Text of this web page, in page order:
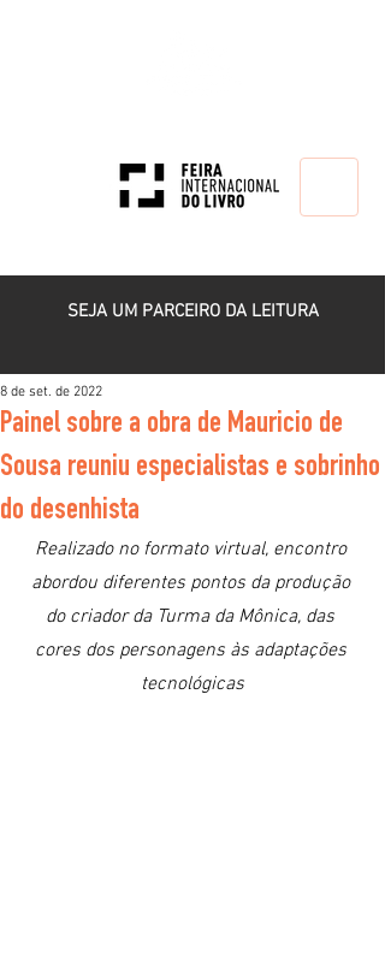
SEJA UM PARCEIRO DA LEITURA
Painel sobre a obra de Mauricio de
Sousa reuniu especialistas e sobrinho
do desenhista
8 de set. de 2022
Realizado no formato virtual, encontro
abordou diferentes pontos da produção
do criador da Turma da Mônica, das
cores dos personagens às adaptações
tecnológicas